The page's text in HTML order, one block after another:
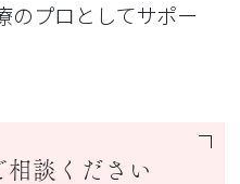
のプロとしてサポー
相談ください